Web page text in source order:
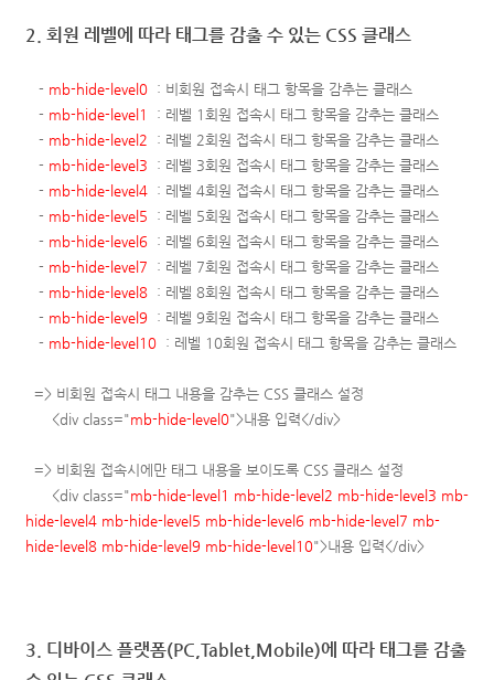
2. 회원 레벨에 따라 태그를 감출 수 있는 CSS 클래스
- mb-hide-level0 : 비회원 접속시 태그 항목을 감추는 클래스
- mb-hide-level1
: 레벨 1회원 접속시 태그 항목을 감추는 클래스
- mb-hide-level2 : 레벨 2회원 접속시 태그 항목을 감추는 클래스
- mb-hide-level3 : 레벨 3회원 접속시 태그 항목을 감추는 클래스
- mb-hide-level4 : 레벨 4회원 접속시 태그 항목을 감추는 클래스
- mb-hide-level5 : 레벨 5회원 접속시 태그 항목을 감추는 클래스
- mb-hide-level6 : 레벨 6회원 접속시 태그 항목을 감추는 클래스
- mb-hide-level7 : 레벨 7회원 접속시 태그 항목을 감추는 클래스
- mb-hide-level8 : 레벨 8회원 접속시 태그 항목을 감추는 클래스
- mb-hide-level9 : 레벨 9회원 접속시 태그 항목을 감추는 클래스
- mb-hide-level10 : 레벨 10회원 접속시 태그 항목을 감추는 클래스
=> 비회원 접속시 태그 내용을 감추는 CSS 클래스 설정
<div class="mb-hide-level0">내용 입력</div>
=> 비회원 접속시에만 태그 내용을 보이도록 CSS 클래스 설정
<div class="mb-hide-level1 mb-hide-level2 mb-hide-level3 mb-
hide-level4 mb-hide-level5 mb-hide-level6 mb-hide-level7 mb-
hide-level8 mb-hide-level9 mb-hide-level10">내용 입력</div>
3. 디바이스 플랫폼(PC,Tablet,Mobile)에 따라 태그를 감출